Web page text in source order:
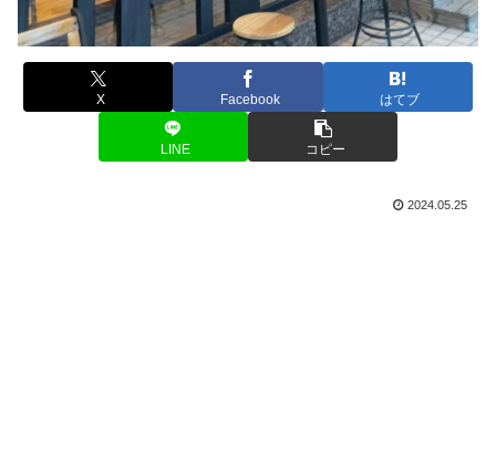
X Facebook はてブ
LINE コピー
2024.05.25